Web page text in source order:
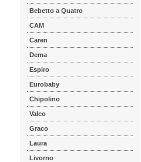
Bebetto a Quatro
CAM
Caren
Dema
Espiro
Eurobaby
Chipolino
Valco
Graco
Laura
Livorno